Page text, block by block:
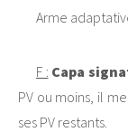
Arme
F : Capa
PV ou moins, il
ses PV restants.